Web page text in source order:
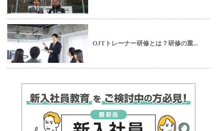
OJTトレーナー研修とは？研修の重...